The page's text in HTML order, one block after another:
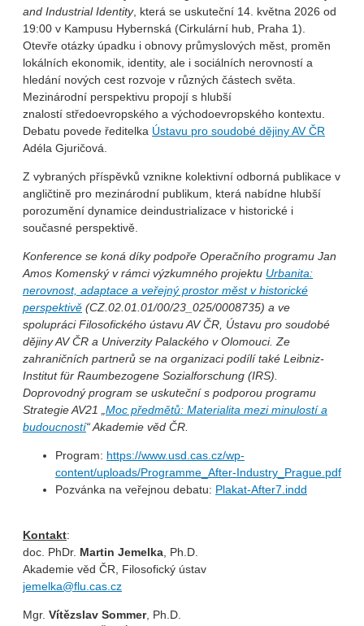
and Industrial Identity, která se uskuteční 14. května 2026 od
19:00 v Kampusu Hybernská (Cirkulární hub, Praha 1).
Otevře otázky úpadku i obnovy průmyslových měst, proměn
lokálních ekonomik, identity, ale i sociálních nerovností a
hledání nových cest rozvoje v různých částech světa.
Mezinárodní perspektivu propojí s hlubší
znalostí středoevropského a východoevropského kontextu.
Debatu povede ředitelka Ústavu pro soudobé dějiny AV ČR
Adéla Gjuričová.
Z vybraných příspěvků vznikne kolektivní odborná publikace v
angličtině pro mezinárodní publikum, která nabídne hlubší
porozumění dynamice deindustrializace v historické i
současné perspektivě.
Konference se koná díky podpoře Operačního programu Jan
Amos Komenský v rámci výzkumného projektu Urbanita:
nerovnost, adaptace a veřejný prostor měst v historické
perspektivě (CZ.02.01.01/00/23_025/0008735) a ve
spolupráci Filosofického ústavu AV ČR, Ústavu pro soudobé
dějiny AV ČR a Univerzity Palackého v Olomouci. Ze
zahraničních partnerů se na organizaci podílí také Leibniz-
Institut für Raumbezogene Sozialforschung (IRS).
Doprovodný program se uskuteční s podporou programu
Strategie AV21 „Moc předmětů: Materialita mezi minulostí a
budoucností“ Akademie věd ČR.
Program: https://www.usd.cas.cz/wp-
content/uploads/Programme_After-Industry_Prague.pdf
Pozvánka na veřejnou debatu: Plakat-After7.indd
Kontakt:
doc. PhDr. Martin Jemelka, Ph.D.
Akademie věd ČR, Filosofický ústav
jemelka@flu.cas.cz
Mgr. Vítězslav Sommer, Ph.D.